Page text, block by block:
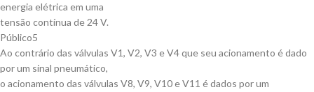
energia elétrica em uma
tensão contínua de 24 V.
Público5
Ao contrário das válvulas V1, V2, V3 e V4 que seu acionamento é dado
por um sinal pneumático,
o acionamento das válvulas V8, V9, V10 e V11 é dados por um